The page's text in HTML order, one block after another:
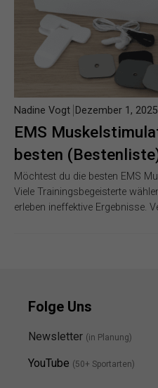
EMS
besten
Nadine Vogt Dezember 1, 2025
Möchtest du die besten EMS
Viele Trainingsbegeisterte
erleben ineffektive Ergebnisse.
Folge Uns
Newsletter (in Planung)
YouTube (50+ Sportarten)